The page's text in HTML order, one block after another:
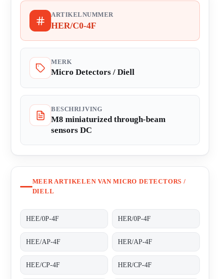
ARTIKELNUMMER
HER/C0-4F
MERK
Micro Detectors / Diell
BESCHRIJVING
M8 miniaturized through-beam
sensors DC
MEER ARTIKELEN VAN MICRO DETECTORS /
DIELL
HEE/0P-4F HER/0P-4F
HEE/AP-4F HER/AP-4F
HEE/CP-4F HER/CP-4F